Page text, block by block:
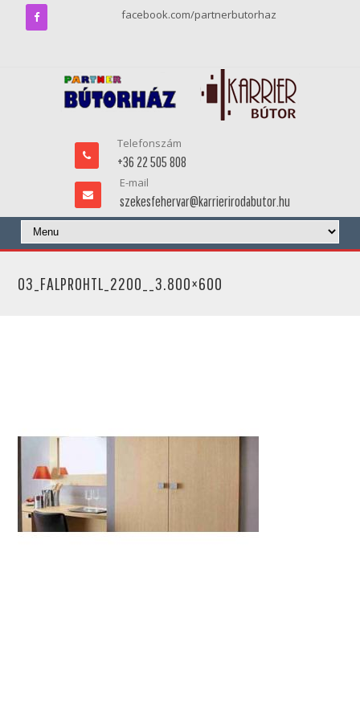
facebook.com/partnerbutorhaz
Telefonszám
+36 22 505 808
E-mail
szekesfehervar@karrierirodabutor.hu
03_FALPROHTL_2200__3.800×600